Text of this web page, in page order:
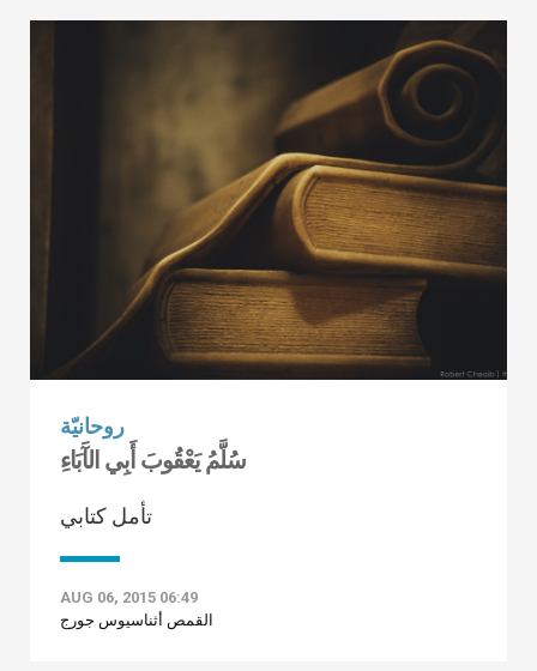
روحانيّة
سُلَّمُ يَعْقُوبَ أَبِي الآَبَاءِ
تأمل كتابي
AUG 06, 2015 06:49
القمص أثناسيوس جورج